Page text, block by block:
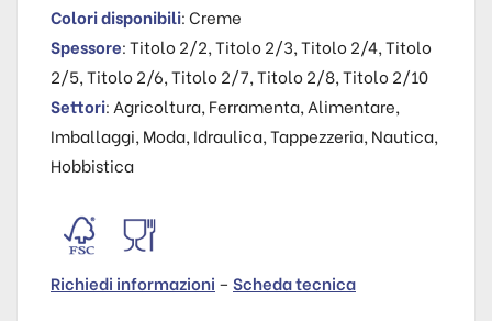
Colori disponibili: Creme
Spessore: Titolo 2/2, Titolo 2/3, Titolo 2/4, Titolo
2/5, Titolo 2/6, Titolo 2/7, Titolo 2/8, Titolo 2/10
Settori: Agricoltura, Ferramenta, Alimentare,
Imballaggi, Moda, Idraulica, Tappezzeria, Nautica,
Hobbistica
Richiedi informazioni – Scheda tecnica